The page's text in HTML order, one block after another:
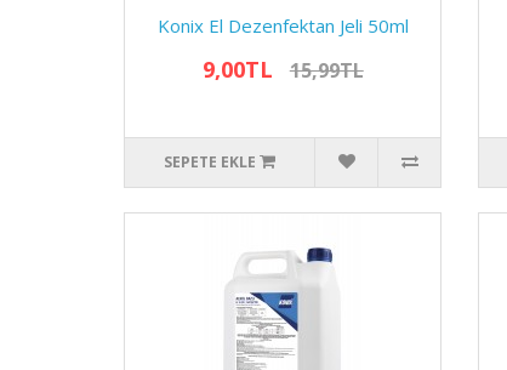
Konix El Dezenfektan Jeli 50ml
9,00TL 15,99TL
SEPETE EKLE